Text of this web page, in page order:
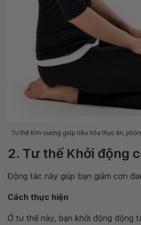
Tư thế Kim cương giúp tiêu hóa thực ăn,
2. Tư thế Khởi động
Động tác này giúp bạn giảm cơn
Cách thực hiện
Ở tư thế này, bạn khởi động động